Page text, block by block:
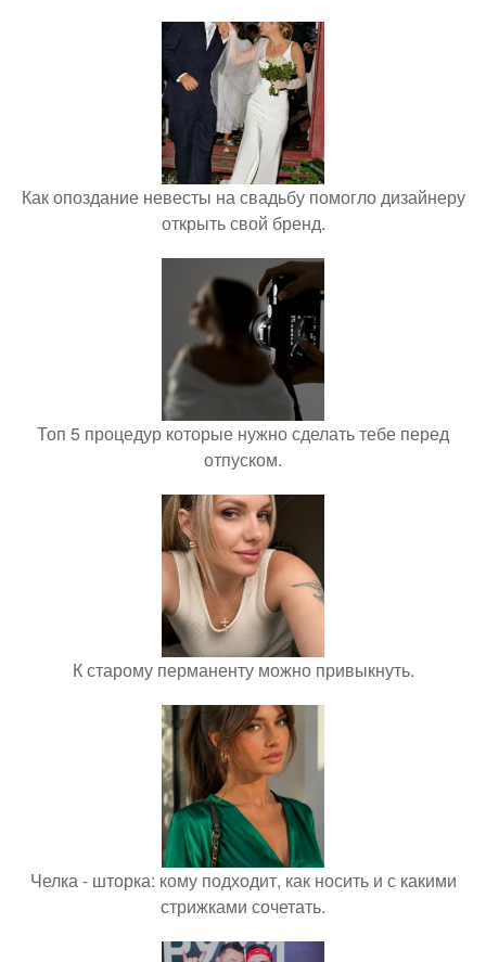
Как опоздание невесты на свадьбу помогло дизайнеру
открыть свой бренд.
Топ 5 процедур которые нужно сделать тебе перед
отпуском.
К старому перманенту можно привыкнуть.
Челка - шторка: кому подходит, как носить и с какими
стрижками сочетать.